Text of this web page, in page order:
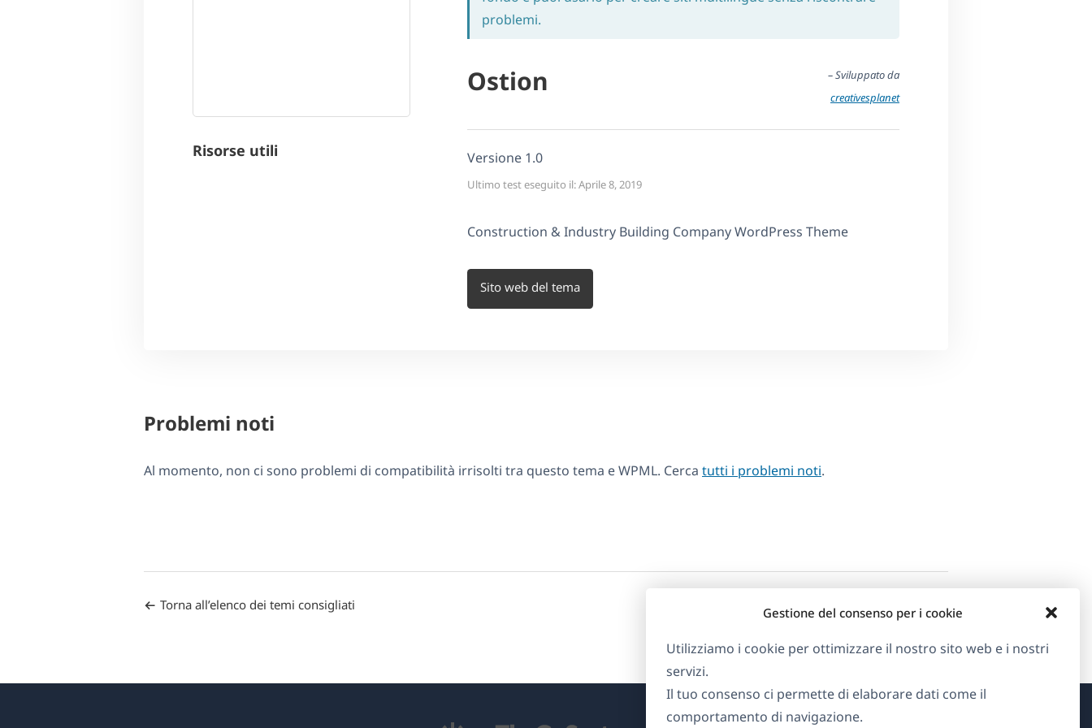
Gestione del consenso per i cookie
Utilizziamo i cookie per ottimizzare il nostro sito web e i nostri
servizi.
Il tuo consenso ci permette di elaborare dati come il
comportamento di navigazione.
Risorse utili
problemi.
Ostion
– Sviluppato da
creativesplanet
Versione 1.0
Ultimo test eseguito il: Aprile 8, 2019
Construction & Industry Building Company WordPress Theme
Sito web del tema
Problemi noti
Al momento, non ci sono problemi di compatibilità irrisolti tra questo tema e WPML. Cerca tutti i problemi noti.
Torna all’elenco dei temi consigliati